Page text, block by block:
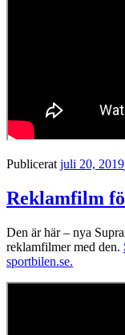
Publicerat juli 20, 2019
Reklamfilm
Den är här – nya
reklamfilmer med den.
sportbilen.se.